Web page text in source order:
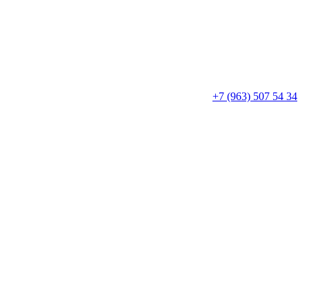
+7 (963) 507 54 34